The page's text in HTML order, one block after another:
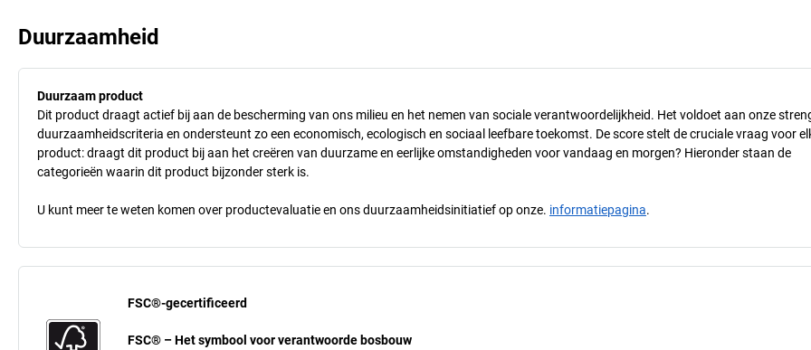
Duurzaamheid
Duurzaam product
Dit product draagt actief bij aan de bescherming van ons milieu en het nemen van sociale verantwoordelijkheid. Het voldoet aan onze
duurzaamheidscriteria en ondersteunt zo een economisch, ecologisch en sociaal leefbare toekomst. De score stelt de cruciale vraag voor
product: draagt dit product bij aan het creëren van duurzame en eerlijke omstandigheden voor vandaag en morgen? Hieronder staan de
categorieën waarin dit product bijzonder sterk is.
U kunt meer te weten komen over productevaluatie en ons duurzaamheidsinitiatief op onze. informatiepagina.
FSC®-gecertificeerd
FSC® – Het symbool voor verantwoorde bosbouw